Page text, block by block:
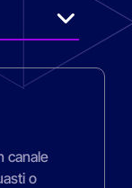
canale
o